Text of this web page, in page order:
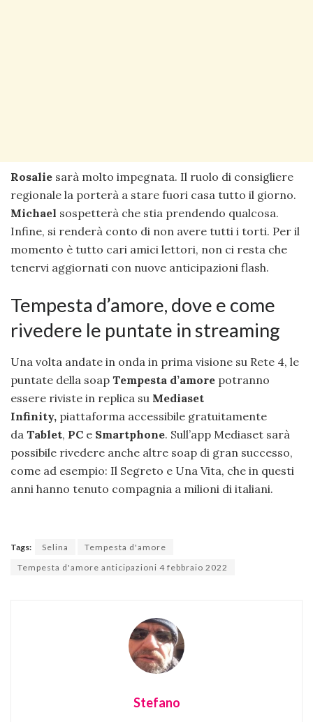
Rosalie sarà molto impegnata. Il ruolo di consigliere
regionale la porterà a stare fuori casa tutto il giorno.
Michael sospetterà che stia prendendo qualcosa.
Infine, si renderà conto di non avere tutti i torti. Per il
momento è tutto cari amici lettori, non ci resta che
tenervi aggiornati con nuove anticipazioni flash.
Tempesta d’amore, dove e come
rivedere le puntate in streaming
Una volta andate in onda in prima visione su Rete 4, le
puntate della soap Tempesta d’amore potranno
essere riviste in replica su Mediaset
Infinity, piattaforma accessibile gratuitamente
da Tablet, PC e Smartphone. Sull’app Mediaset sarà
possibile rivedere anche altre soap di gran successo,
come ad esempio: Il Segreto e Una Vita, che in questi
anni hanno tenuto compagnia a milioni di italiani.
Tags: Selina
Tempesta d'amore
Tempesta d'amore anticipazioni 4 febbraio 2022
Stefano